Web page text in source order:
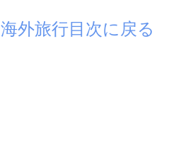
海外旅行目次に戻る